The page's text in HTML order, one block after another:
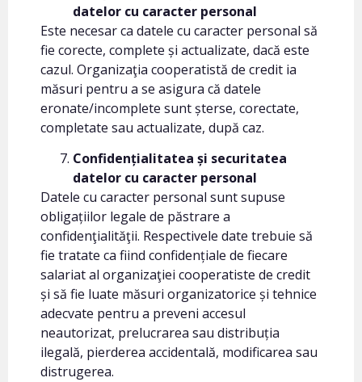
datelor cu caracter personal
Este necesar ca datele cu caracter personal să
fie corecte, complete și actualizate, dacă este
cazul. Organizaţia cooperatistă de credit ia
măsuri pentru a se asigura că datele
eronate/incomplete sunt șterse, corectate,
completate sau actualizate, după caz.
Confidențialitatea și securitatea
datelor cu caracter personal
Datele cu caracter personal sunt supuse
obligațiilor legale de păstrare a
confidenţialităţii. Respectivele date trebuie să
fie tratate ca fiind confidențiale de fiecare
salariat al organizaţiei cooperatiste de credit
și să fie luate măsuri organizatorice și tehnice
adecvate pentru a preveni accesul
neautorizat, prelucrarea sau distribuția
ilegală, pierderea accidentală, modificarea sau
distrugerea.